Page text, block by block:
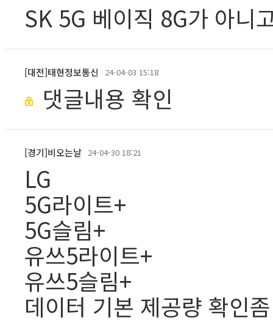
SK 5G 베이직 8G가 아니
[대전]태현정보통신 24-04-03 15:18
댓글내용 확인
[경기]비오는날 24-04-30 18:21
LG
5G라이트+
5G슬림+
유쓰5라이트+
유쓰5슬림+
데이터 기본 제공량 확인